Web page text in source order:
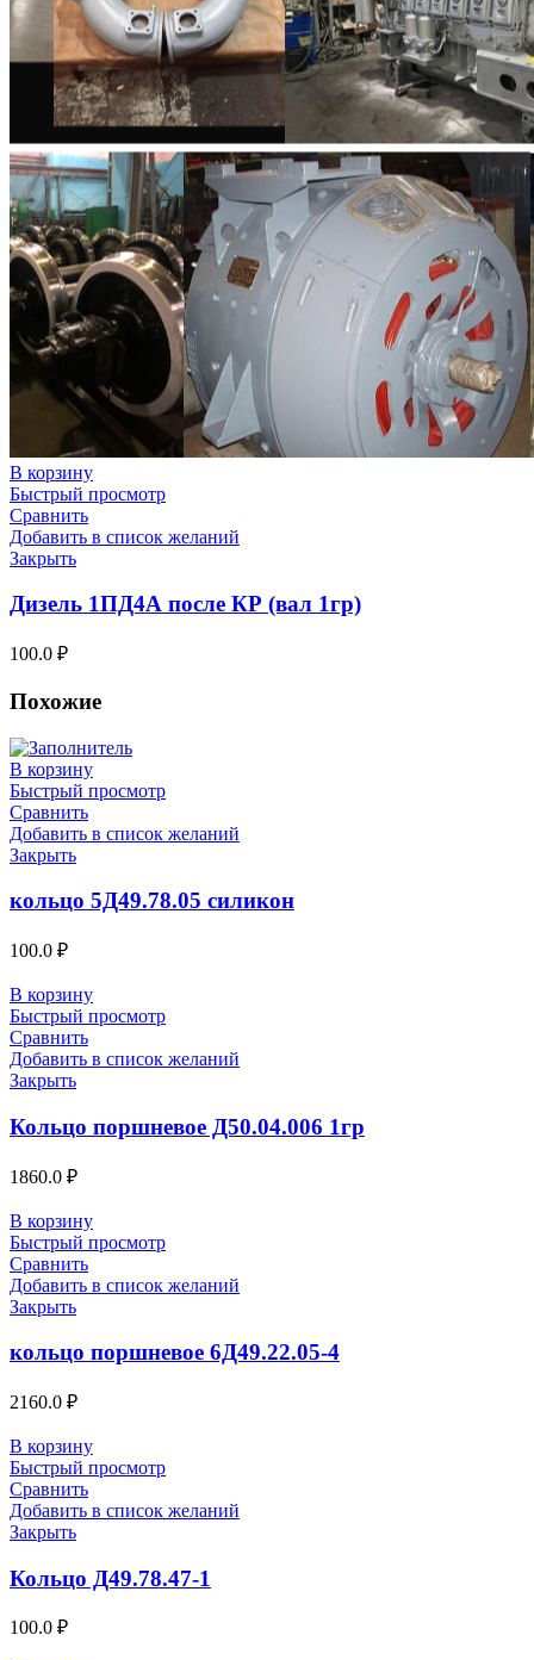
В корзину
Быстрый просмотр
Сравнить
Добавить в список желаний
Закрыть
Дизель 1ПД4А после КР (вал 1гр)
100.0 ₽
Похожие
В корзину
Быстрый просмотр
Сравнить
Добавить в список желаний
Закрыть
кольцо 5Д49.78.05 силикон
100.0 ₽
В корзину
Быстрый просмотр
Сравнить
Добавить в список желаний
Закрыть
Кольцо поршневое Д50.04.006 1гр
1860.0 ₽
В корзину
Быстрый просмотр
Сравнить
Добавить в список желаний
Закрыть
кольцо поршневое 6Д49.22.05-4
2160.0 ₽
В корзину
Быстрый просмотр
Сравнить
Добавить в список желаний
Закрыть
Кольцо Д49.78.47-1
100.0 ₽